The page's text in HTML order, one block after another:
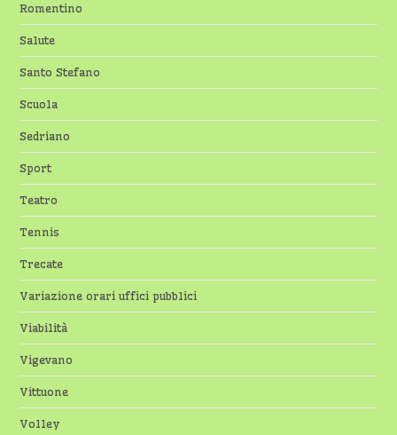
Romentino
Salute
Santo Stefano
Scuola
Sedriano
Sport
Teatro
Tennis
Trecate
Variazione orari uffici pubblici
Viabilità
Vigevano
Vittuone
Volley